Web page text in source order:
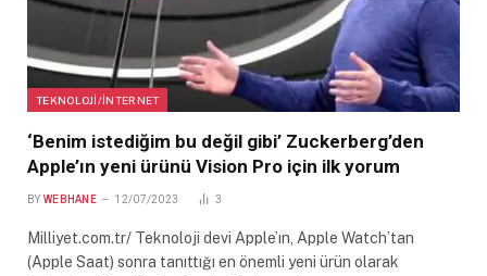
TEKNOLOJI/İNTERNET
‘Benim istediğim bu değil gibi’ Zuckerberg’den
Apple’ın yeni ürünü Vision Pro için ilk yorum
BY WEBHANE 12/07/2023 3
Milliyet.com.tr/ Teknoloji devi Apple’ın, Apple Watch’tan
(Apple Saat) sonra tanıttığı en önemli yeni ürün olarak